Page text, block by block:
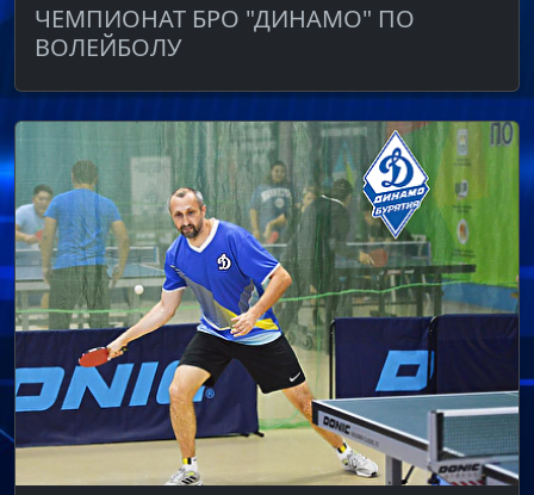
ЧЕМПИОНАТ БРО "ДИНАМО" ПО
ВОЛЕЙБОЛУ